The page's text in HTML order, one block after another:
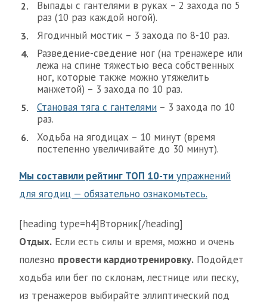
Выпады с гантелями в руках – 2 захода по 5
раз (10 раз каждой ногой).
Ягодичный мостик – 3 захода по 8-10 раз.
Разведение-сведение ног (на тренажере или
лежа на спине тяжестью веса собственных
ног, которые также можно утяжелить
манжетой) – 3 захода по 10 раз.
Становая тяга с гантелями – 3 захода по 10
раз.
Ходьба на ягодицах – 10 минут (время
постепенно увеличивайте до 30 минут).
Мы составили рейтинг ТОП 10-ти упражнений
для ягодиц — обязательно ознакомьтесь.
[heading type=h4]Вторник[/heading]
Отдых. Если есть силы и время, можно и очень
полезно провести кардиотренировку. Подойдет
ходьба или бег по склонам, лестнице или песку,
из тренажеров выбирайте эллиптический под